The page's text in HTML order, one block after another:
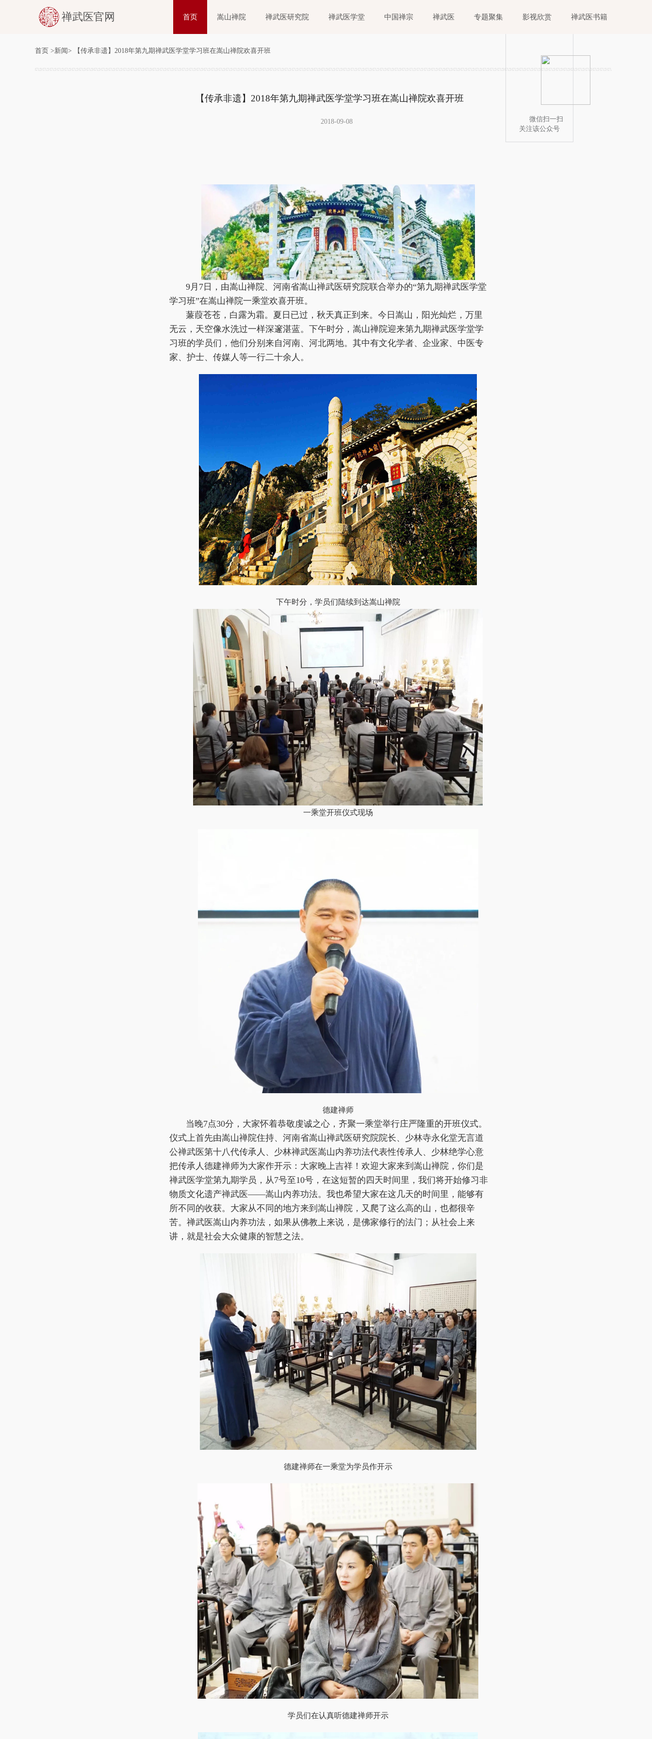
禅武医官网 首页 嵩山禅院 禅武医研究院 禅武医学堂 中国禅宗 禅武医 专题聚集 影视欣赏 禅武医书籍
首页 >新闻> 【传承非遗】2018年第九期禅武医学堂学习班在嵩山禅院欢喜开班
【传承非遗】2018年第九期禅武医学堂学习班在嵩山禅院欢喜开班
2018-09-08
9月7日，由嵩山禅院、河南省嵩山禅武医研究院联合举办的“第九期禅武医学堂
学习班”在嵩山禅院一乘堂欢喜开班。
蒹葭苍苍，白露为霜。夏日已过，秋天真正到来。今日嵩山，阳光灿烂，万里
无云，天空像水洗过一样深邃湛蓝。下午时分，嵩山禅院迎来第九期禅武医学堂学
习班的学员们，他们分别来自河南、河北两地。其中有文化学者、企业家、中医专
家、护士、传媒人等一行二十余人。
下午时分，学员们陆续到达嵩山禅院
一乘堂开班仪式现场
德建禅师
当晚7点30分，大家怀着恭敬虔诚之心，齐聚一乘堂举行庄严隆重的开班仪式。
仪式上首先由嵩山禅院住持、河南省嵩山禅武医研究院院长、少林寺永化堂无言道
公禅武医第十八代传承人、少林禅武医嵩山内养功法代表性传承人、少林绝学心意
把传承人德建禅师为大家作开示：大家晚上吉祥！欢迎大家来到嵩山禅院，你们是
禅武医学堂第九期学员，从7号至10号，在这短暂的四天时间里，我们将开始修习非
物质文化遗产禅武医——嵩山内养功法。我也希望大家在这几天的时间里，能够有
所不同的收获。大家从不同的地方来到嵩山禅院，又爬了这么高的山，也都很辛
苦。禅武医嵩山内养功法，如果从佛教上来说，是佛家修行的法门；从社会上来
讲，就是社会大众健康的智慧之法。
德建禅师在一乘堂为学员作开示
学员们在认真听德建禅师开示
微信扫一扫
关注该公众号